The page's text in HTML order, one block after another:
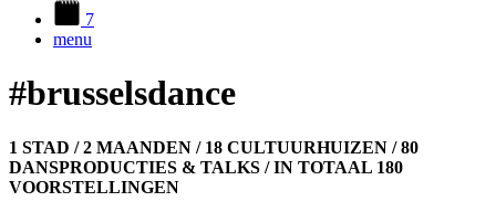
7
menu
#brusselsdance
1 STAD / 2 MAANDEN / 18 CULTUURHUIZEN / 80
DANSPRODUCTIES & TALKS / IN TOTAAL 180
VOORSTELLINGEN